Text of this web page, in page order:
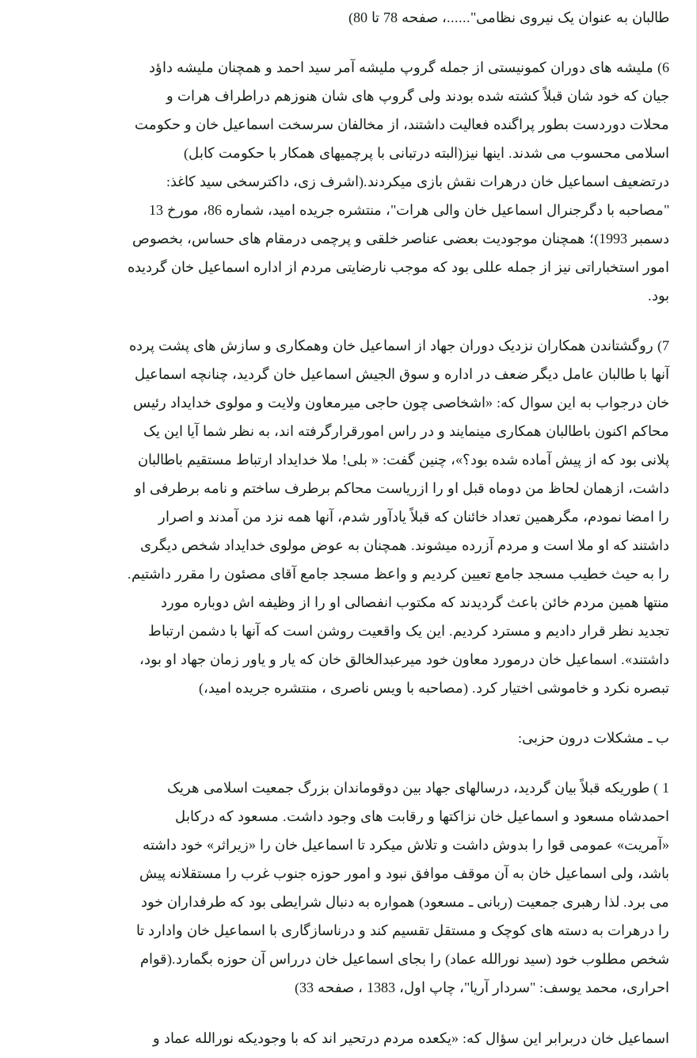
طالبان به عنوان یک نیروی نظامی"......، صفحه 78 تا 80)
6) ملیشه های دوران کمونیستی از جمله گروپ ملیشه آمر سید احمد و همچنان ملیشه داؤد
جیان که خود شان قبلاً کشته شده بودند ولی گروپ های شان هنوزهم دراطراف هرات و
محلات دوردست بطور پراگنده فعالیت داشتند، از مخالفان سرسخت اسماعیل خان و حکومت
اسلامی محسوب می شدند. اینها نیز(البته درتبانی با پرچمیهای همکار با حکومت کابل)
درتضعیف اسماعیل خان درهرات نقش بازی میکردند.(اشرف زی، داکترسخی سید کاغذ:
"مصاحبه با دگرجنرال اسماعیل خان والی هرات"، منتشره جریده امید، شماره 86، مورخ 13
دسمبر 1993)؛ همچنان موجودیت بعضی عناصر خلقی و پرچمی درمقام های حساس، بخصوص
امور استخباراتی نیز از جمله عللی بود که موجب نارضایتی مردم از اداره اسماعیل خان گردیده
بود.
7) روگشتاندن همکاران نزدیک دوران جهاد از اسماعیل خان وهمکاری و سازش های پشت پرده
آنها با طالبان عامل دیگر ضعف در اداره و سوق الجیش اسماعیل خان گردید، چنانچه اسماعیل
خان درجواب به این سوال که: «اشخاصی چون حاجی میرمعاون ولایت و مولوی خدایداد رئیس
محاکم اکنون باطالبان همکاری مینمایند و در راس امورقرارگرفته اند، به نظر شما آیا این یک
پلانی بود که از پیش آماده شده بود؟»، چنین گفت: « بلی! ملا خدایداد ارتباط مستقیم باطالبان
داشت، ازهمان لحاظ من دوماه قبل او را ازریاست محاکم برطرف ساختم و نامه برطرفی او
را امضا نمودم، مگرهمین تعداد خائنان که قبلاً یادآور شدم، آنها همه نزد من آمدند و اصرار
داشتند که او ملا است و مردم آزرده میشوند. همچنان به عوض مولوی خدایداد شخص دیگری
را به حیث خطیب مسجد جامع تعیین کردیم و واعظ مسجد جامع آقای مصئون را مقرر داشتیم.
منتها همین مردم خائن باعث گردیدند که مکتوب انفصالی او را از وظیفه اش دوباره مورد
تجدید نظر قرار دادیم و مسترد کردیم. این یک واقعیت روشن است که آنها با دشمن ارتباط
داشتند». اسماعیل خان درمورد معاون خود میرعبدالخالق خان که یار و یاور زمان جهاد او بود،
تبصره نکرد و خاموشی اختیار کرد. (مصاحبه با ویس ناصری ، منتشره جریده امید،)
ب ـ مشکلات درون حزبی:
1 ) طوریکه قبلاً بیان گردید، درسالهای جهاد بین دوقوماندان بزرگ جمعیت اسلامی هریک
احمدشاه مسعود و اسماعیل خان نزاکتها و رقابت های وجود داشت. مسعود که درکابل
«آمریت» عمومی قوا را بدوش داشت و تلاش میکرد تا اسماعیل خان را «زیراثر» خود داشته
باشد، ولی اسماعیل خان به آن موقف موافق نبود و امور حوزه جنوب غرب را مستقلانه پیش
می برد. لذا رهبری جمعیت (ربانی ـ مسعود) همواره به دنبال شرایطی بود که طرفداران خود
را درهرات به دسته های کوچک و مستقل تقسیم کند و درناسازگاری با اسماعیل خان وادارد تا
شخص مطلوب خود (سید نورالله عماد) را بجای اسماعیل خان درراس آن حوزه بگمارد.(قوام
احراری، محمد یوسف: "سردار آریا"، چاپ اول، 1383 ، صفحه 33)
اسماعیل خان دربرابر این سؤال که: «یکعده مردم درتحیر اند که با وجودیکه نورالله عماد و